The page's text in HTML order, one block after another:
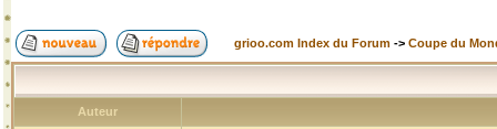
grioo.com Index du Forum -> Coupe du
Auteur